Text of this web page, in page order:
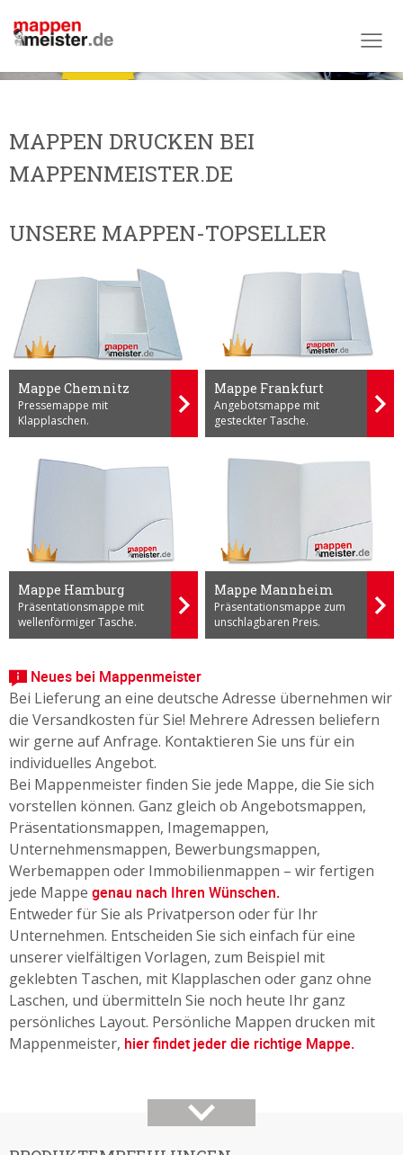
Versand
MAPPEN DRUCKEN BEI
MAPPENMEISTER.DE
UNSERE MAPPEN-TOPSELLER
Mappe Chemnitz
Pressemappe mit
Klapplaschen.
Mappe Frankfurt
Angebotsmappe mit
gesteckter Tasche.
Mappe Hamburg
Präsentationsmappe mit
wellenförmiger Tasche.
Mappe Mannheim
Präsentationsmappe zum
unschlagbaren Preis.
Neues bei Mappenmeister
Bei Lieferung an eine deutsche Adresse übernehmen wir
die Versandkosten für Sie! Mehrere Adressen beliefern
wir gerne auf Anfrage. Kontaktieren Sie uns für ein
individuelles Angebot.
Bei Mappenmeister finden Sie jede Mappe, die Sie sich
vorstellen können. Ganz gleich ob Angebotsmappen,
Präsentationsmappen, Imagemappen,
Unternehmensmappen, Bewerbungsmappen,
Werbemappen oder Immobilienmappen – wir fertigen
jede Mappe genau nach Ihren Wünschen.
Entweder für Sie als Privatperson oder für Ihr
Unternehmen. Entscheiden Sie sich einfach für eine
unserer vielfältigen Vorlagen, zum Beispiel mit
geklebten Taschen, mit Klapplaschen oder ganz ohne
Laschen, und übermitteln Sie noch heute Ihr ganz
persönliches Layout. Persönliche Mappen drucken mit
Mappenmeister, hier findet jeder die richtige Mappe.